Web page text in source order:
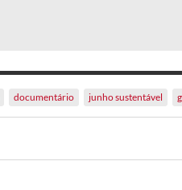
documentário junho sustentável